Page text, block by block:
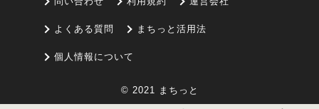
よくある質問 まちっと活用法
個人情報について
© 2021 まちっと